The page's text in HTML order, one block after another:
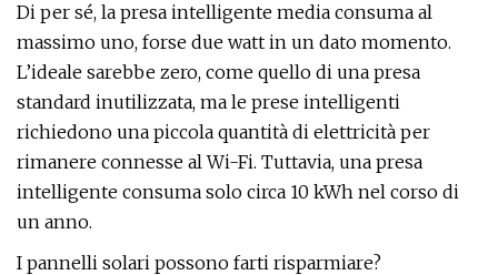
Di per sé, la presa intelligente media consuma al
massimo uno, forse due watt in un dato momento.
L’ideale sarebbe zero, come quello di una presa
standard inutilizzata, ma le prese intelligenti
richiedono una piccola quantità di elettricità per
rimanere connesse al Wi-Fi. Tuttavia, una presa
intelligente consuma solo circa 10 kWh nel corso di
un anno.
I pannelli solari possono farti risparmiare?